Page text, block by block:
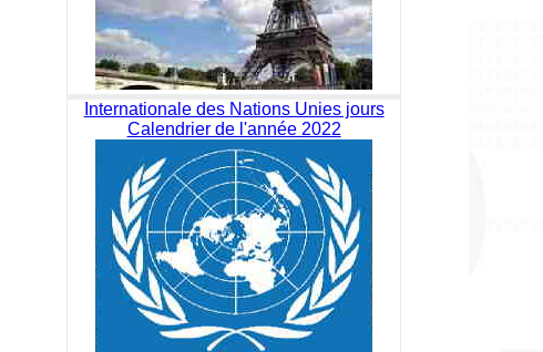
Internationale des Nations Unies jours
Calendrier de l'année 2022